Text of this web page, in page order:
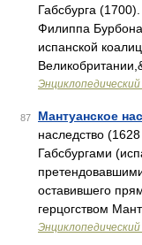
Габсбурга
Филиппа
испанской
Энциклопедический
87 Мантуанское
наследство
Габсбургами
оставившего
герцогством
Энциклопедический